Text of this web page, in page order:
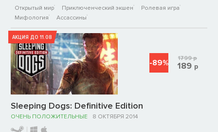
Открытый мир Приключенческий экшен
Ролевая игра
Мифология
Ассассины
АКЦИЯ ДО 11.08
Sleeping Dogs: Definitive Edition
ОЧЕНЬ ПОЛОЖИТЕЛЬНЫЕ 8 ОКТЯБРЯ 2014
-89% 1799р
189 р